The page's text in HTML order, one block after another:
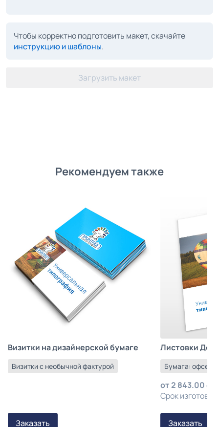
Чтобы корректно подготовить макет, скачайте
инструкцию и шаблоны.
Загрузить макет
Рекомендуем также
Визитки на дизайнерской бумаге
Визитки с необычной фактурой
Заказать
Листовки
Бумага:
от2 843.00
Срок
Заказать